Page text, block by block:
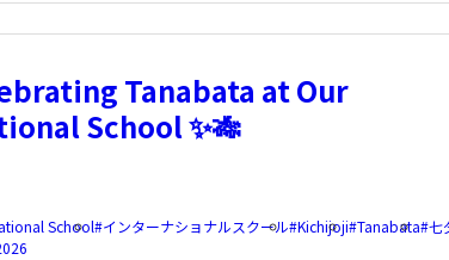
Tanabata at Our
School ✨🎋
School インターナショナルスクール Kichijoji Tanabata 七